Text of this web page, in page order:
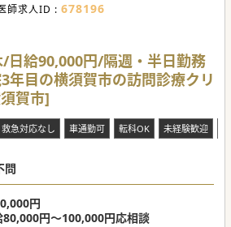
師求人ID : 678196
/日給90,000円/隔週・半日勤務
目の横須賀市の訪問診療クリ
賀市]
救急対応なし 車通勤可 転科OK 未経験歓迎
問
円
円～100,000円応相談